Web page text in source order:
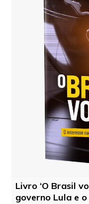
Livro ‘O Brasil
governo Lula e